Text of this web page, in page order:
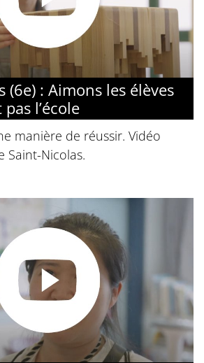
(6e) : Aimons les élèves
l’école
manière de réussir. Vidéo
Saint-Nicolas.